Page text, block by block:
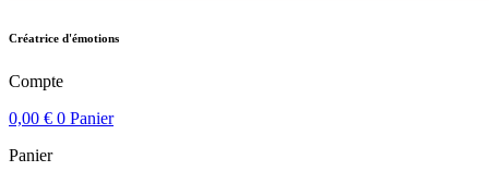
Créatrice d'émotions
Compte
0,00 € 0 Panier
Panier